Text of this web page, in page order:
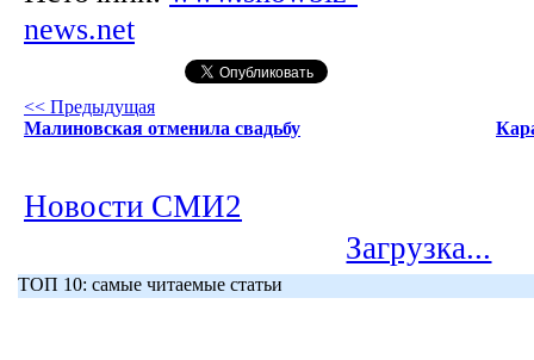
news.net
<< Предыдущая
Малиновская отменила свадьбу
Новости СМИ2
Загрузка...
ТОП 10: самые читаемые статьи